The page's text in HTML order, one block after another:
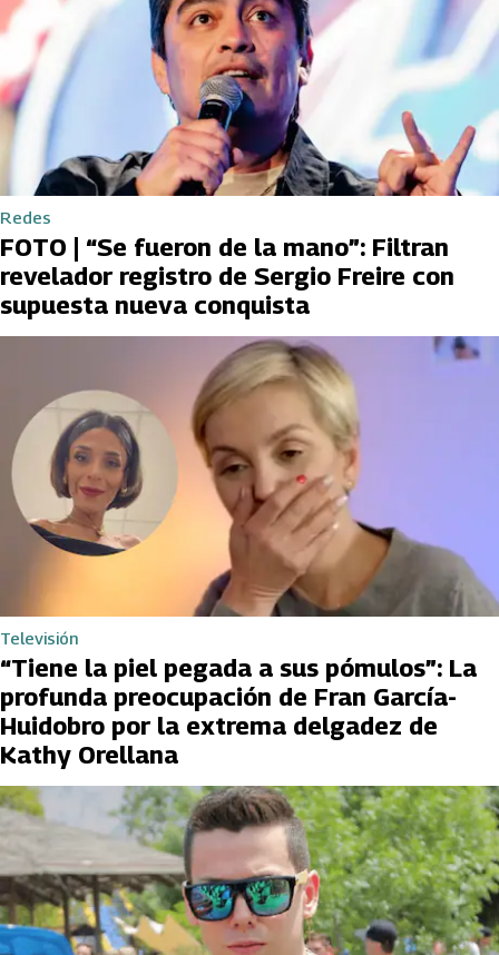
Redes
FOTO | “Se fueron de la mano”: Filtran
revelador registro de Sergio Freire con
supuesta nueva conquista
Televisión
“Tiene la piel pegada a sus pómulos”: La
profunda preocupación de Fran García-
Huidobro por la extrema delgadez de
Kathy Orellana